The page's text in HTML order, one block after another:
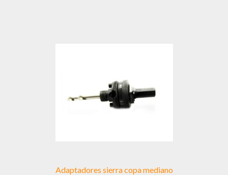
Adaptadores sierra copa mediano